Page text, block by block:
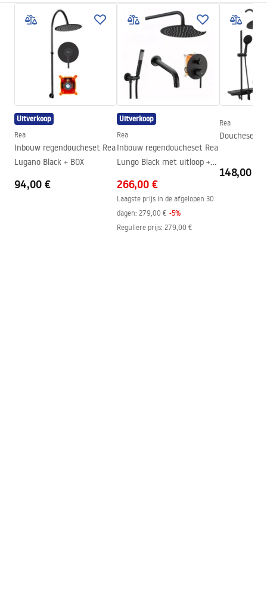
Type cabine
Hoek
De kleur van het glas
Transparant 4mm,
Transparant 5mm
De manier van openen
Glijdend
City
Installatie
Op het peuterbad of op de
vloer
Richting van de cabine
Universeel
Garantie
24 maanden
Easy Clean-coating
Niet
shower manual
shower manual.pdf
Uitverkoop
Rea
Inbouw regendoucheset Rea
Lugano Black + BOX
94,00 €
Uitverkoop
Rea
Inbouw regendoucheset Rea
Lungo Black met uitloop +
266,00 €
Laagste prijs in de afgelopen 30
dagen: 279,00 € -5%
Reguliere prijs: 279,00 €
Rea
Doucheset
148,00 €